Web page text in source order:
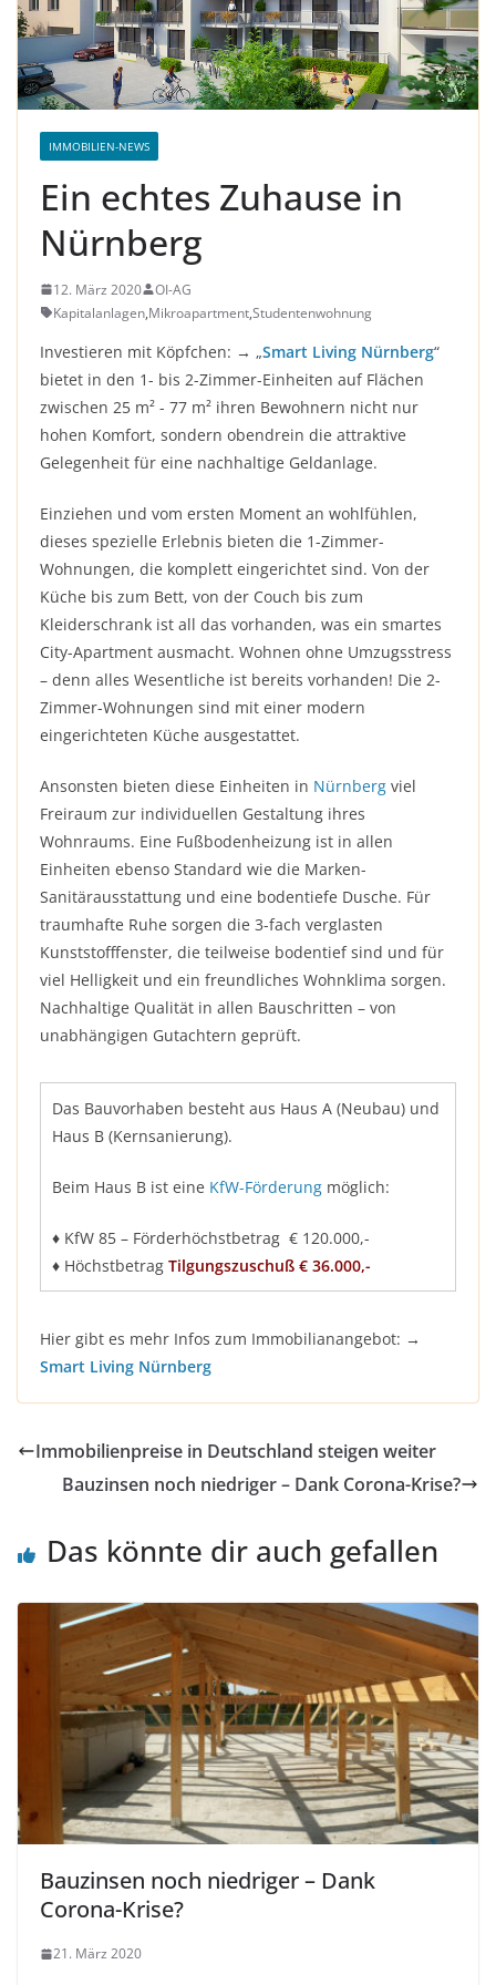
IMMOBILIEN-NEWS
Ein echtes Zuhause in
Nürnberg
12. März 2020
OI-AG
Kapitalanlagen,Mikroapartment,Studentenwohnung
Investieren mit Köpfchen: → „Smart Living Nürnberg“
bietet in den 1- bis 2-Zimmer-Einheiten auf Flächen
zwischen 25 m² - 77 m² ihren Bewohnern nicht nur
hohen Komfort, sondern obendrein die attraktive
Gelegenheit für eine nachhaltige Geldanlage.
Einziehen und vom ersten Moment an wohlfühlen,
dieses spezielle Erlebnis bieten die 1-Zimmer-
Wohnungen, die komplett eingerichtet sind. Von der
Küche bis zum Bett, von der Couch bis zum
Kleiderschrank ist all das vorhanden, was ein smartes
City-Apartment ausmacht. Wohnen ohne Umzugsstress
– denn alles Wesentliche ist bereits vorhanden! Die 2-
Zimmer-Wohnungen sind mit einer modern
eingerichteten Küche ausgestattet.
Ansonsten bieten diese Einheiten in Nürnberg viel
Freiraum zur individuellen Gestaltung ihres
Wohnraums. Eine Fußbodenheizung ist in allen
Einheiten ebenso Standard wie die Marken-
Sanitärausstattung und eine bodentiefe Dusche. Für
traumhafte Ruhe sorgen die 3-fach verglasten
Kunststofffenster, die teilweise bodentief sind und für
viel Helligkeit und ein freundliches Wohnklima sorgen.
Nachhaltige Qualität in allen Bauschritten – von
unabhängigen Gutachtern geprüft.
Das Bauvorhaben besteht aus Haus A (Neubau) und
Haus B (Kernsanierung).
Beim Haus B ist eine KfW-Förderung möglich:
♦ KfW 85 – Förderhöchstbetrag € 120.000,-
♦ Höchstbetrag Tilgungszuschuß € 36.000,-
Hier gibt es mehr Infos zum Immobilianangebot: →
Smart Living Nürnberg
Immobilienpreise in Deutschland steigen weiter
Bauzinsen noch niedriger – Dank Corona-Krise?
Das könnte dir auch gefallen
Bauzinsen noch niedriger – Dank
Corona-Krise?
21. März 2020